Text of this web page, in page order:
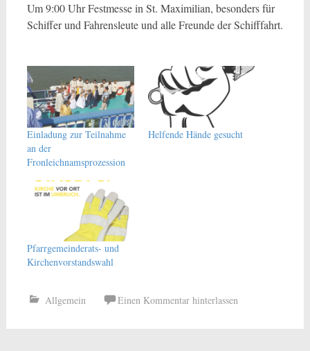
Um 9:00 Uhr Festmesse in St. Maximilian, besonders für
Schiffer und Fahrensleute und alle Freunde der Schifffahrt.
Einladung zur Teilnahme
an der
Fronleichnamsprozession
Helfende Hände gesucht
Pfarrgemeinderats- und
Kirchenvorstandswahl
Allgemein Einen Kommentar hinterlassen